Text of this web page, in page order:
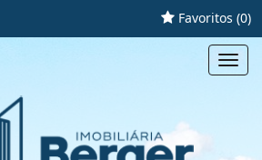
Favoritos (0)